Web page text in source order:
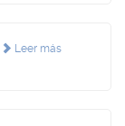
Leer más